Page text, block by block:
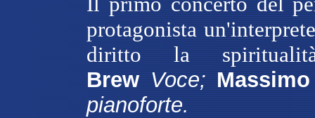
protagonista
diritto la spiritualità
Brew Voce;
pianoforte.